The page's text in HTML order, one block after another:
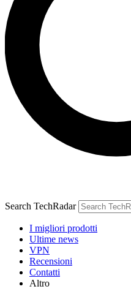
Search TechRadar
I migliori prodotti
Ultime news
VPN
Recensioni
Contatti
Altro